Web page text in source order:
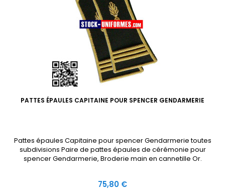
PATTES ÉPAULES CAPITAINE POUR SPENCER GENDARMERIE
Pattes épaules Capitaine pour spencer Gendarmerie toutes
subdivisions Paire de pattes épaules de cérémonie pour
spencer Gendarmerie, Broderie main en cannetille Or.
Prix
75,80 €